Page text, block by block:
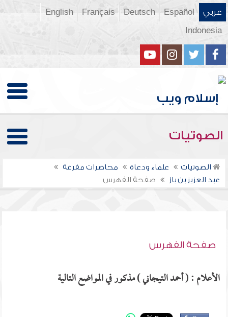
عربي Español
Deutsch
Français
English
Indonesia
الصوتيات
الصوتيات علماء ودعاة
محاضرات مفرغة
عبد العزيز بن باز
صفحة الفهرس
صفحة الفهرس
الأعلام : ( أحمد التيجاني ) مذكور في المواضع التالية